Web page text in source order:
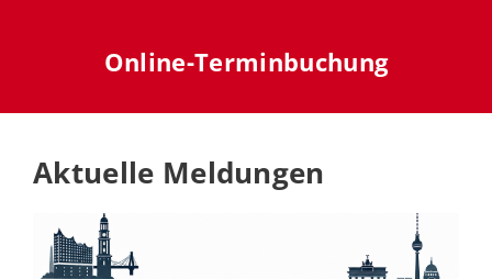
Online-Terminbuchung
Aktuelle Meldungen